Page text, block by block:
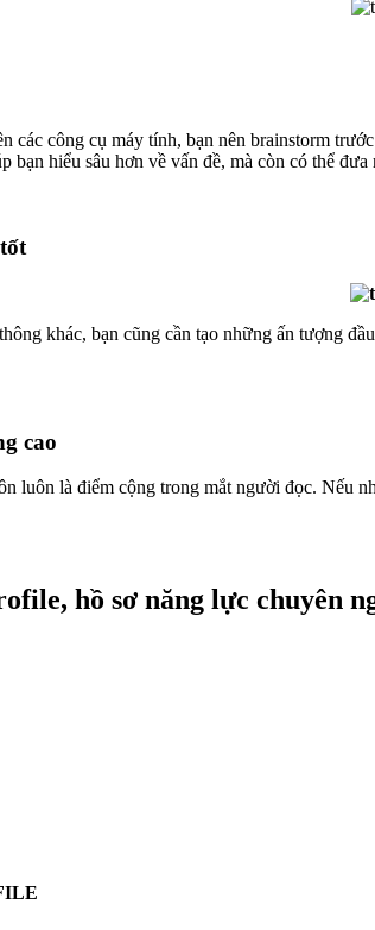
các công cụ máy tính, bạn nên brainstorm
bạn hiểu sâu hơn về vấn đề, mà còn có thể
khác, bạn cũng cần tạo những ấn tượng
cao
luôn là điểm cộng trong mắt người đọc. Nếu
hồ sơ năng lực chuyên